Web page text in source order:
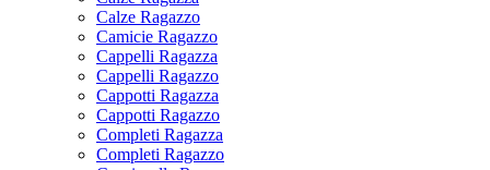
Calze Ragazzo
Camicie Ragazzo
Cappelli Ragazza
Cappelli Ragazzo
Cappotti Ragazza
Cappotti Ragazzo
Completi Ragazza
Completi Ragazzo